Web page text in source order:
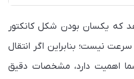
که یکسان بودن شکل کانکتور
نیست؛ بنابراین اگر انتقال
اهمیت دارد، مشخصات دقیق